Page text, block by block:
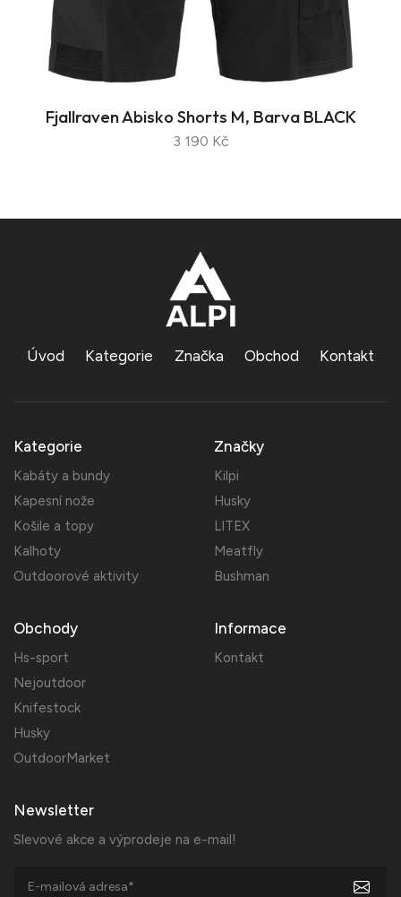
Fjallraven Abisko Shorts M, Barva BLACK
3 190 Kč
Úvod Kategorie Značka Obchod Kontakt
Kategorie
Kabáty a bundy
Kapesní nože
Košile a topy
Kalhoty
Outdoorové aktivity
Značky
Kilpi
Husky
LITEX
Meatfly
Bushman
Obchody
Hs-sport
Nejoutdoor
Knifestock
Husky
OutdoorMarket
Informace
Kontakt
Newsletter
Slevové akce a výprodeje na e-mail!